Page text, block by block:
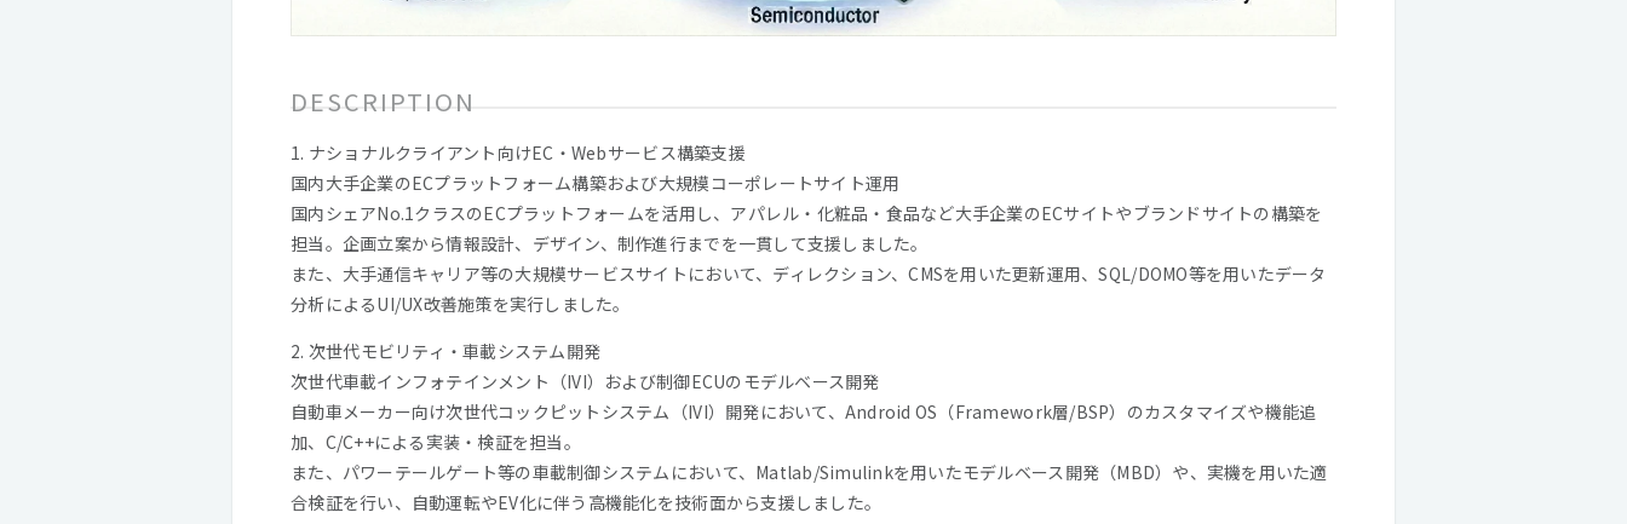
DESCRIPTION
1. ナショナルクライアント向けEC・Webサービス構築支援
国内大手企業のECプラットフォーム構築および大規模コーポレートサイト運用
国内シェアNo.1クラスのECプラットフォームを活用し、アパレル・化粧品・食品など大手企業のECサイトやブランドサイトの構築を
担当。企画立案から情報設計、デザイン、制作進行までを一貫して支援しました。
また、大手通信キャリア等の大規模サービスサイトにおいて、ディレクション、CMSを用いた更新運用、SQL/DOMO等を用いたデータ
分析によるUI/UX改善施策を実行しました。
2. 次世代モビリティ・車載システム開発
次世代車載インフォテインメント（IVI）および制御ECUのモデルベース開発
自動車メーカー向け次世代コックピットシステム（IVI）開発において、Android OS（Framework層/BSP）のカスタマイズや機能追
加、C/C++による実装・検証を担当。
また、パワーテールゲート等の車載制御システムにおいて、Matlab/Simulinkを用いたモデルベース開発（MBD）や、実機を用いた適
合検証を行い、自動運転やEV化に伴う高機能化を技術面から支援しました。